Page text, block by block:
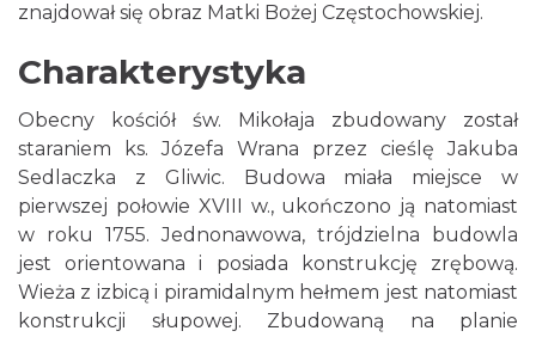
znajdował się obraz Matki Bożej Częstochowskiej.
Charakterystyka
Obecny kościół św. Mikołaja zbudowany został
staraniem ks. Józefa Wrana przez cieślę Jakuba
Sedlaczka z Gliwic. Budowa miała miejsce w
pierwszej połowie XVIII w., ukończono ją natomiast
w roku 1755. Jednonawowa, trójdzielna budowla
jest orientowana i posiada konstrukcję zrębową.
Wieża z izbicą i piramidalnym hełmem jest natomiast
konstrukcji słupowej. Zbudowaną na planie